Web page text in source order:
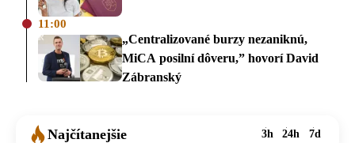
11:00
„Centralizované burzy nezaniknú,
MiCA posilní dôveru,” hovorí David
Zábranský
Najčítanejšie 3h 24h 7d